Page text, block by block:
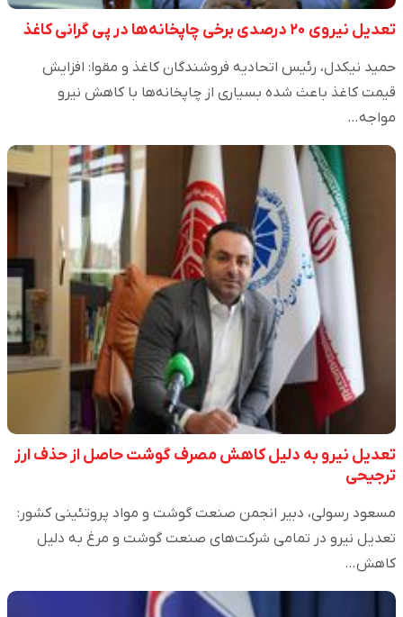
تعدیل نیروی ۲۰ درصدی برخی چاپخانه‌ها در پی گرانی کاغذ
حمید نیکدل، رئیس اتحادیه فروشندگان کاغذ و مقوا: افزایش
قیمت کاغذ باعث شده بسیاری از چاپخانه‌ها با کاهش نیرو
مواجه…
تعدیل نیرو به دلیل کاهش مصرف گوشت حاصل از حذف ارز
ترجیحی
مسعود رسولی، دبیر انجمن صنعت گوشت و مواد پروتئینی کشور:
تعدیل نیرو در تمامی شرکت‌های صنعت گوشت و مرغ به دلیل
کاهش…